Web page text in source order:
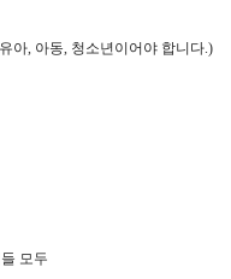
아, 아동, 청소년이어야 합니다.)
모두